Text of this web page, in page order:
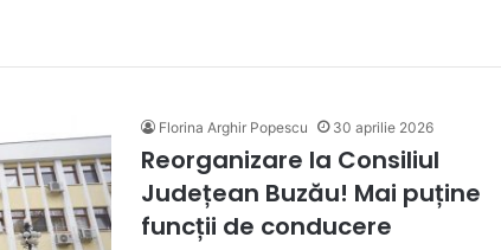
Florina Arghir Popescu 30 aprilie 2026
Reorganizare la Consiliul
Județean Buzău! Mai puține
funcții de conducere